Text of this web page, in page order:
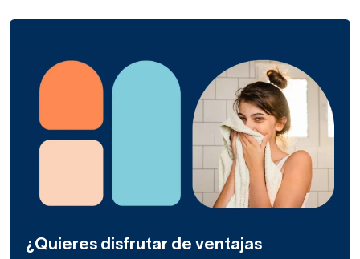
¿Quieres disfrutar de ventajas